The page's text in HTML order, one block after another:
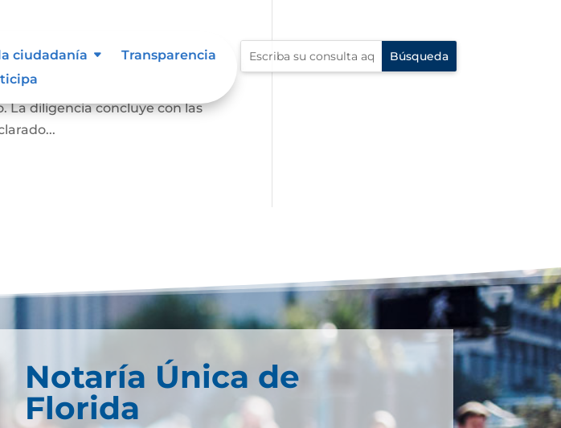
ciudadanía
Transparencia
el notario para declarar que
La diligencia concluye con las
Notaría Única de
Florida